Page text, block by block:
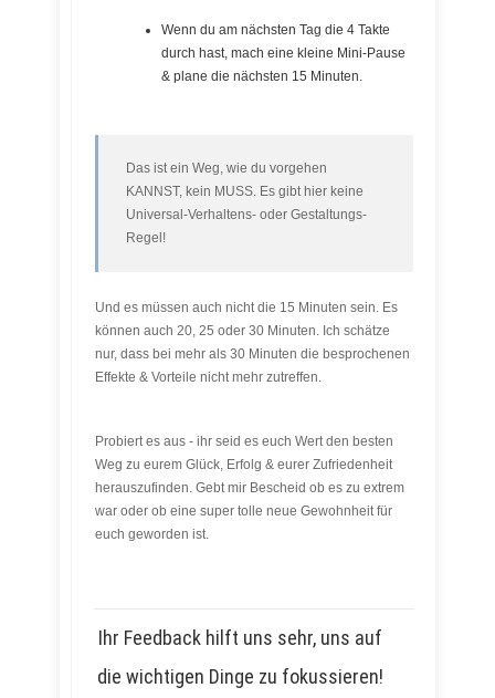
Wenn du am nächsten Tag die 4 Takte
durch hast, mach eine kleine Mini-Pause
& plane die nächsten 15 Minuten.
Das ist ein Weg, wie du vorgehen
KANNST, kein MUSS. Es gibt hier keine
Universal-Verhaltens- oder Gestaltungs-
Regel!
Und es müssen auch nicht die 15 Minuten sein. Es
können auch 20, 25 oder 30 Minuten. Ich schätze
nur, dass bei mehr als 30 Minuten die besprochenen
Effekte & Vorteile nicht mehr zutreffen.
Probiert es aus - ihr seid es euch Wert den besten
Weg zu eurem Glück, Erfolg & eurer Zufriedenheit
herauszufinden. Gebt mir Bescheid ob es zu extrem
war oder ob eine super tolle neue Gewohnheit für
euch geworden ist.
Ihr Feedback hilft uns sehr, uns auf
die wichtigen Dinge zu fokussieren!